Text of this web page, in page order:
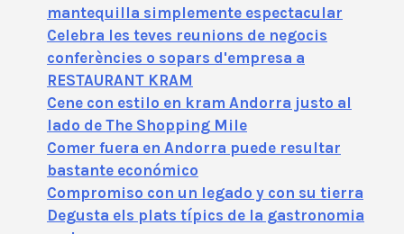
mantequilla simplemente espectacular
Celebra les teves reunions de negocis
conferències o sopars d'empresa a
RESTAURANT KRAM
Cene con estilo en kram Andorra justo al
lado de The Shopping Mile
Comer fuera en Andorra puede resultar
bastante económico
Compromiso con un legado y con su tierra
Degusta els plats típics de la gastronomia